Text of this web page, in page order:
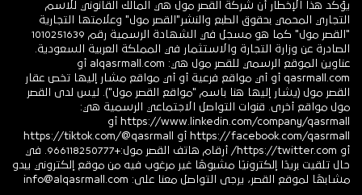
يؤكد هذا الإخطار أن شركة القصر مول هي المالك القانوني للاسم
التجاري المحمي بحقوق الطبع والنشر"القصر مول" وعلامتها التجارية
"القصر مول" كما هو مسجل في الشهادة الرسمية رقم 1010251639
الصادرة عن وزارة التجارة والاستثمار في المملكة العربية السعودية.
عناوين الموقع الرسمي للقصر مول هي: alqasrmall.com أو
qasrmall.com أو أي مواقع فرعية أو أي مواقع مشار إليها تخص عقار
القصر مول (يشار إليها هنا باسم "مواقع القصر مول"). ليس لدى القصر
مول مواقع أخرى. قنوات التواصل الاجتماعي الرسمية هي:
https://www.linkedin.com/company/qasrmall أو
https://facebook.com/qasrmall أو https://tiktok.com/@qasrmall
أو https://twitter.com/ أرقام هاتف القصر مول:+966118250777. في
حال تلقيت بريدًا إلكترونيًا مشبوهًا غير مرغوب فيه من موقع إلكتروني يبدو
مشابهًا لموقع القصر، يرجى التواصل معنا على: info@alqasrmall.com